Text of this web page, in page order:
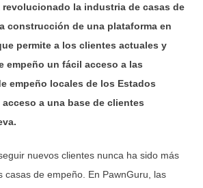
revolucionado la industria de casas de
construcción de una plataforma en
permite a los clientes actuales y
empeño un fácil acceso a las
empeño locales de los Estados
a una base de clientes
nuevos clientes nunca ha sido más
casas de empeño. En PawnGuru, las